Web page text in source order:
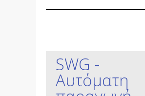
SWG -
Αυτόματη